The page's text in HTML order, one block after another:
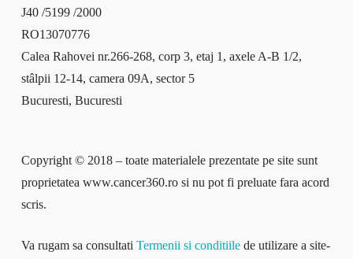
J40 /5199 /2000
RO13070776
Calea Rahovei nr.266-268, corp 3, etaj 1, axele A-B 1/2,
stâlpii 12-14, camera 09A, sector 5
Bucuresti, Bucuresti
Copyright © 2018 – toate materialele prezentate pe site sunt
proprietatea www.cancer360.ro si nu pot fi preluate fara acord
scris.
Va rugam sa consultati Termenii si conditiilede utilizare a site-